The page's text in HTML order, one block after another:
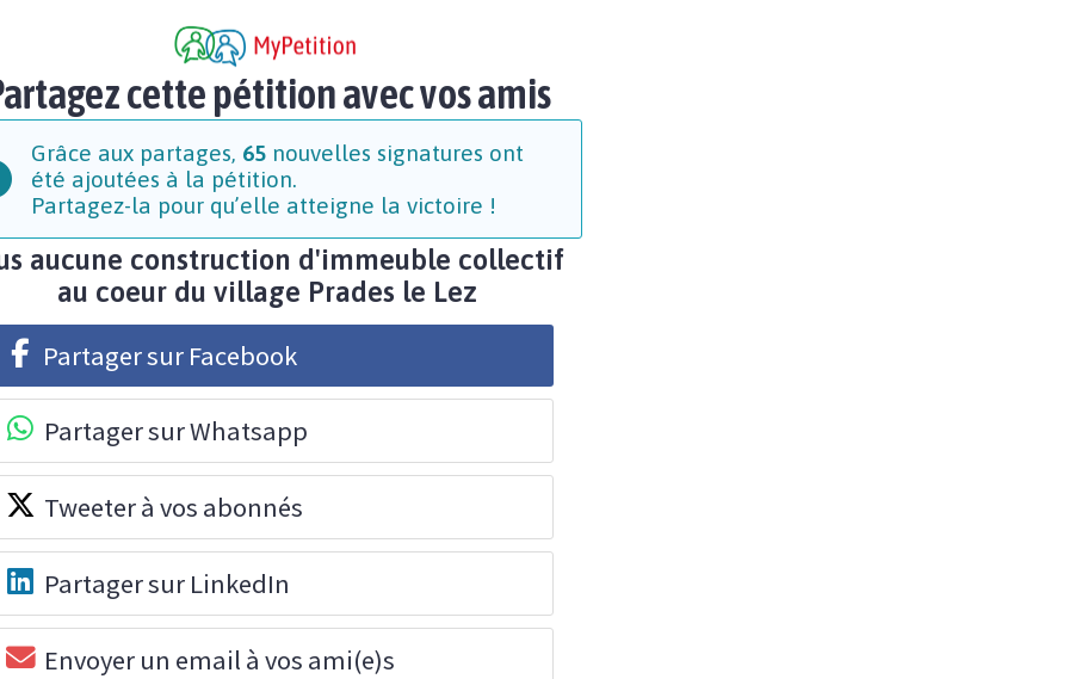
cette pétition avec vos amis
Grâce aux partages, 65nouvelles signatures ont
été ajoutées à la pétition.
Partagez-la pour qu’elle atteigne la victoire !
aucune construction d'immeuble collectif
au coeur du village Prades le Lez
Partager sur Facebook
Partager sur Whatsapp
Tweeter à vos abonnés
Partager sur LinkedIn
Envoyer un email à vos ami(e)s